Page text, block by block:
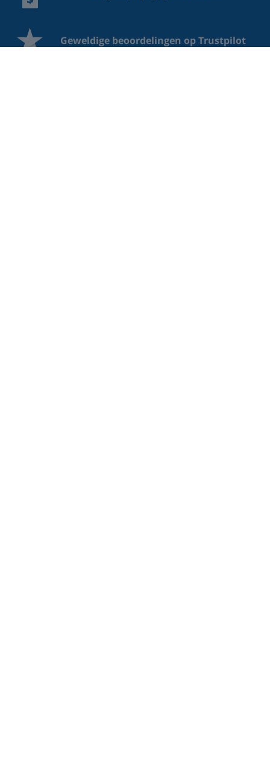
Geweldige beoordelingen op Trustpilot